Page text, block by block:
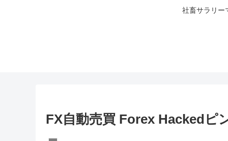
社畜サラリー
FX自動売買 Forex Hackedピ